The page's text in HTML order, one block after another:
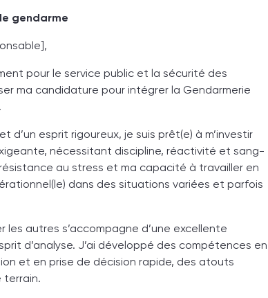
gendarme
pour le service public et la sécurité des
ma candidature pour intégrer la Gendarmerie
d’un esprit rigoureux, je suis prêt(e) à m’investir
nécessitant discipline, réactivité et sang-
au stress et ma capacité à travailler en
dans des situations variées et parfois
autres s’accompagne d’une excellente
d’analyse. J’ai développé des compétences en
et en prise de décision rapide, des atouts
terrain.